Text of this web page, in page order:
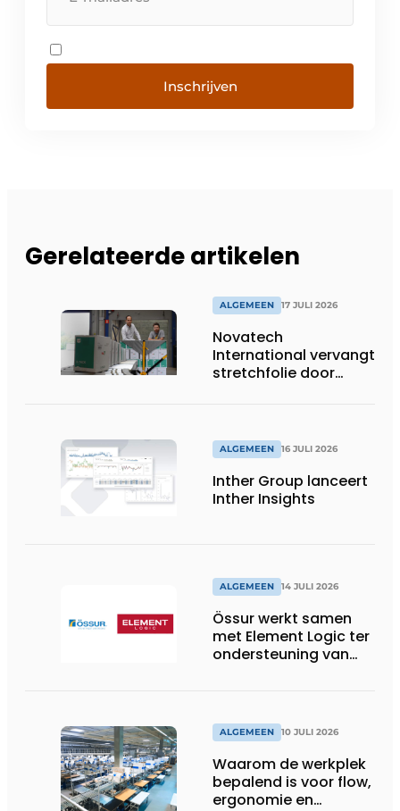
Inschrijven
Gerelateerde artikelen
ALGEMEEN 17 JULI 2026
Novatech
International vervangt
stretchfolie door
ALGEMEEN 16 JULI 2026
Inther Group lanceert
Inther Insights
ALGEMEEN 14 JULI 2026
Össur werkt samen
met Element Logic ter
ondersteuning van
ALGEMEEN 10 JULI 2026
Waarom de werkplek
bepalend is voor flow,
ergonomie en